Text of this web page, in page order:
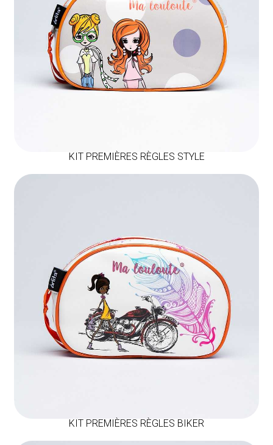
KIT PREMIÈRES RÈGLES STYLE
KIT PREMIÈRES RÈGLES BIKER